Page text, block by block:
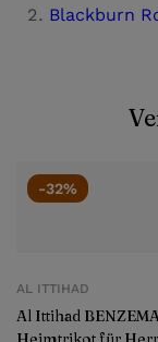
Blackburn
-32%
AL ITTIHAD
Al Ittihad